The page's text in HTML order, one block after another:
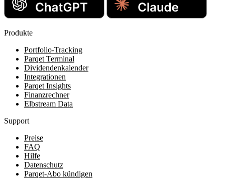
Produkte
Portfolio-Tracking
Parqet Terminal
Dividendenkalender
Integrationen
Parqet Insights
Finanzrechner
Elbstream Data
Support
Preise
FAQ
Hilfe
Datenschutz
Parqet-Abo kündigen